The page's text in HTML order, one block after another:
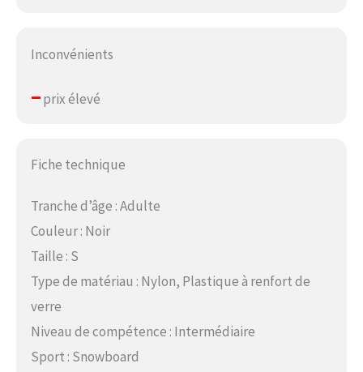
Inconvénients
–prix élevé
Fiche technique
Tranche d’âge : Adulte
Couleur : Noir
Taille : S
Type de matériau : Nylon, Plastique à renfort de
verre
Niveau de compétence : Intermédiaire
Sport : Snowboard